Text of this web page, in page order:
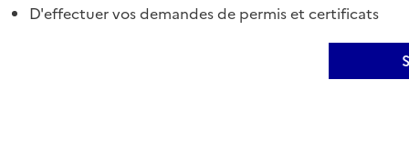
D'effectuer vos demandes de permis et certificats